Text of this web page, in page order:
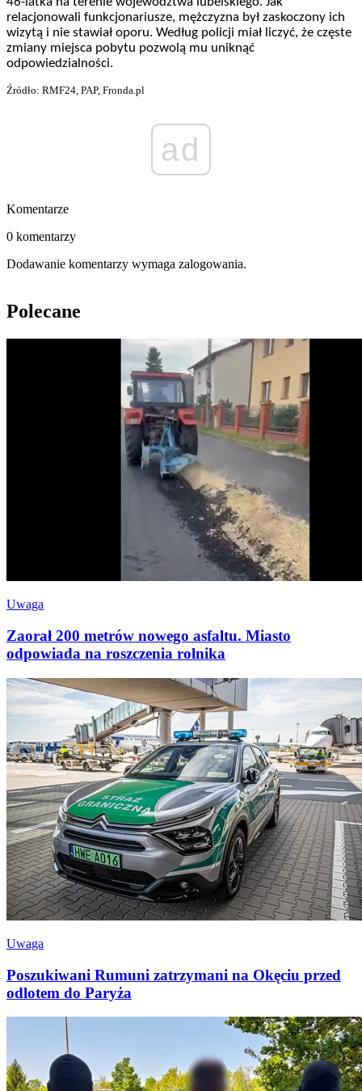
relacjonowali funkcjonariusze, mężczyzna był zaskoczony ich
wizytą i nie stawiał oporu. Według policji miał liczyć, że częste
zmiany miejsca pobytu pozwolą mu uniknąć
odpowiedzialności.
Źródło: RMF24, PAP, Fronda.pl
ad
Komentarze
0 komentarzy
Dodawanie komentarzy wymaga zalogowania.
Polecane
Uwaga
Zaorał 200 metrów nowego asfaltu. Miasto
odpowiada na roszczenia rolnika
Uwaga
Poszukiwani Rumuni zatrzymani na Okęciu przed
odlotem do Paryża